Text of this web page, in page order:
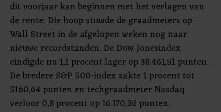
dit voorjaar kan beginnen met het verlagen van
de rente. Die hoop stuwde de graadmeters op
Wall Street in de afgelopen weken nog naar
nieuwe recordstanden. De Dow-Jonesindex
eindigde nu 1,1 procent lager op 38.461,51 punten.
De bredere S&P 500-index zakte 1 procent tot
5160,64 punten en techgraadmeter Nasdaq
verloor 0,8 procent op 16.170,36 punten.